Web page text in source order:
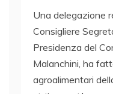
Una delegazione
Consigliere
Presidenza del
Malanchini, ha
agroalimentari